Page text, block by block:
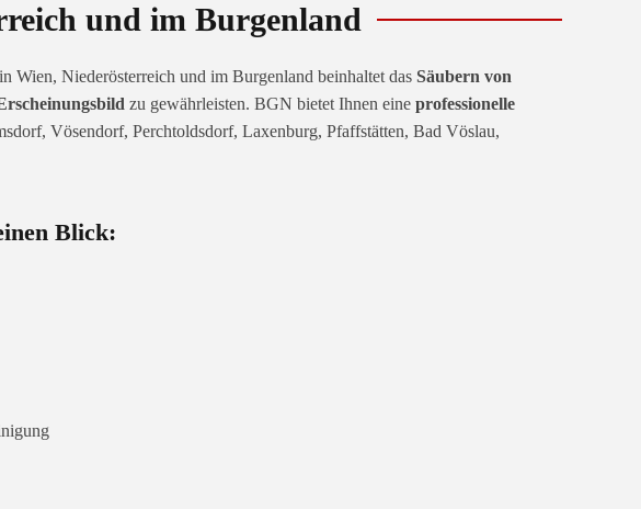
und im Burgenland
Wien, Niederösterreich und im Burgenland beinhaltet das Säubern von
zu gewährleisten. BGN bietet Ihnen eine professionelle
Vösendorf, Perchtoldsdorf, Laxenburg, Pfaffstätten, Bad Vöslau,
Blick: